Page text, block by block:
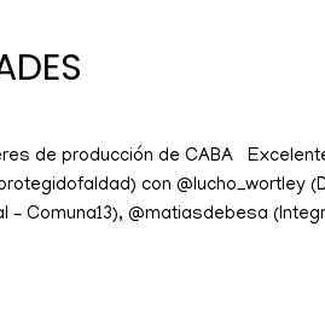
de producción de CABA
con @lucho_wortley
Comuna13), @matiasdebesa